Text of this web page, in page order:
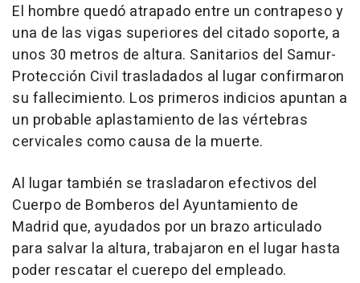
El hombre quedó atrapado entre un contrapeso y
una de las vigas superiores del citado soporte, a
unos 30 metros de altura. Sanitarios del Samur-
Protección Civil trasladados al lugar confirmaron
su fallecimiento. Los primeros indicios apuntan a
un probable aplastamiento de las vértebras
cervicales como causa de la muerte.
Al lugar también se trasladaron efectivos del
Cuerpo de Bomberos del Ayuntamiento de
Madrid que, ayudados por un brazo articulado
para salvar la altura, trabajaron en el lugar hasta
poder rescatar el cuerepo del empleado.